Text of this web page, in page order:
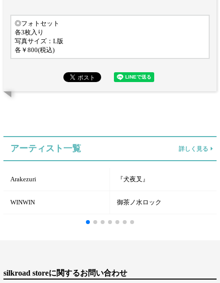
◎フォトセット
各3枚入り
写真サイズ：L版
各￥800(税込)
アーティスト一覧 詳しく見る
Arakezuri 『犬夜叉』
WINWIN 御茶ノ水ロック
silkroad storeに関するお問い合わせ